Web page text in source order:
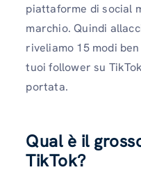
piattaforme di social
marchio. Quindi
riveliamo 15 modi
tuoi follower su
portata.
Qual è il
TikTok?